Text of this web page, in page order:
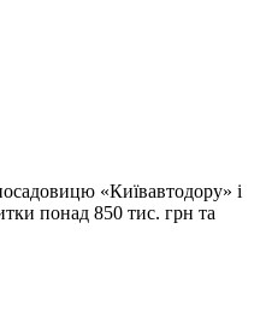
«Київавтодору» і
понад 850 тис. грн та